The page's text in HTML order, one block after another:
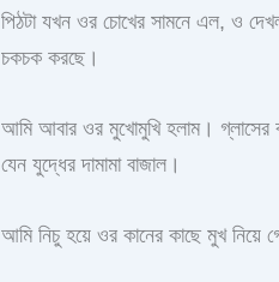
পিঠটা যখন ওর চোখের সামনে এল, ও
চকচক করছে।
আমি আবার ওর মুখোমুখি হলাম। গ্লাসের
যেন যুদ্ধের দামামা বাজাল।
আমি নিচু হয়ে ওর কানের কাছে মুখ